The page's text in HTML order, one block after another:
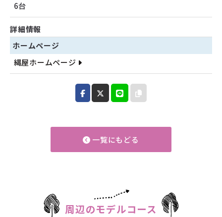
6台
詳細情報
ホームページ
縄屋ホームページ
一覧にもどる
周辺のモデルコース